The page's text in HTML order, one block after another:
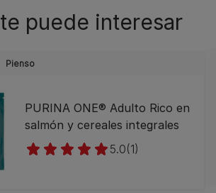
puede interesar
Pienso
PURINA ONE® Adulto Rico en
salmón y cereales integrales
5.0(1)